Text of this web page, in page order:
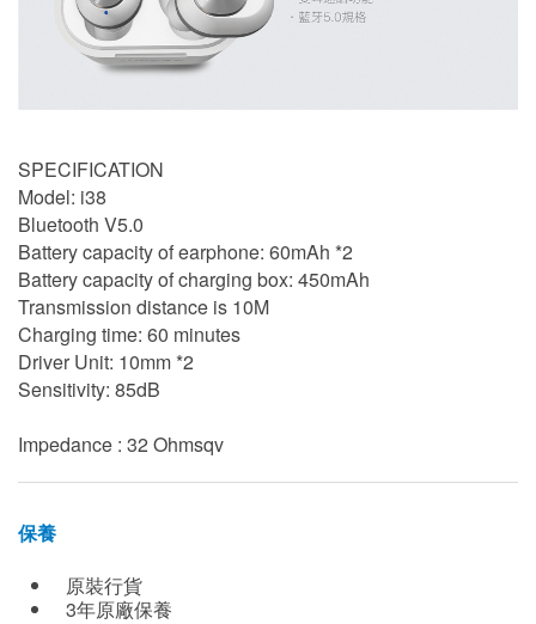
SPECIFICATION
Model: i38
Bluetooth V5.0
Battery capacity of earphone: 60mAh *2
Battery capacity of charging box: 450mAh
Transmission distance is 10M
Charging time: 60 minutes
Driver Unit: 10mm *2
Sensitivity: 85dB
Impedance : 32 Ohmsqv
保養
原裝行貨
3年原廠保養